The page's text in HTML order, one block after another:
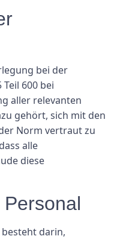
bei der
Teil 600 bei
aller relevanten
gehört, sich mit den
Norm vertraut zu
alle
diese
darin,